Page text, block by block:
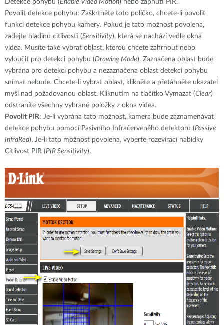
Detekce pohybu (Enable Video Motion) nebo zapnutí PIR.
Povolit detekce pohybu: Zaškrtněte toto políčko, chcete-li povolit
funkci detekce pohybu kamery. Pokud je tato možnost povolena,
zadejte hladinu citlivosti (Sensitivity), která se nachází vedle okna
videa. Musíte také vybrat oblast, kterou chcete zahrnout nebo
vyloučit pro detekci pohybu (Drawing Mode). Zaznačena oblast bude
vybrána pro detekci pohybu a nezaznačena oblast detekci pohybu
snímat nebude. Chcete-li vybrat oblast, klikněte a přetáhněte ukazatel
myši nad požadovanou oblast. Kliknutím na tlačítko Vymazat (Clear)
odstraníte všechny vybrané položky z okna videa.
Povolit PIR: Je-li vybrána tato možnost, kamera bude zaznamenávat
detekce pohybu pomocí Pasivního Infračerveného detektoru (Passive
InfraRed). Je-li tato možnost povolena, vyberte rozevírací nabídky
Citlivost PIR (PIR Sensitivity).